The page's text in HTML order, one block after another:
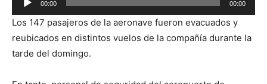
de
audio
00:00 00:00
Los 147 pasajeros de la aeronave fueron evacuados y
reubicados en distintos vuelos de la compañía durante la
tarde del domingo.